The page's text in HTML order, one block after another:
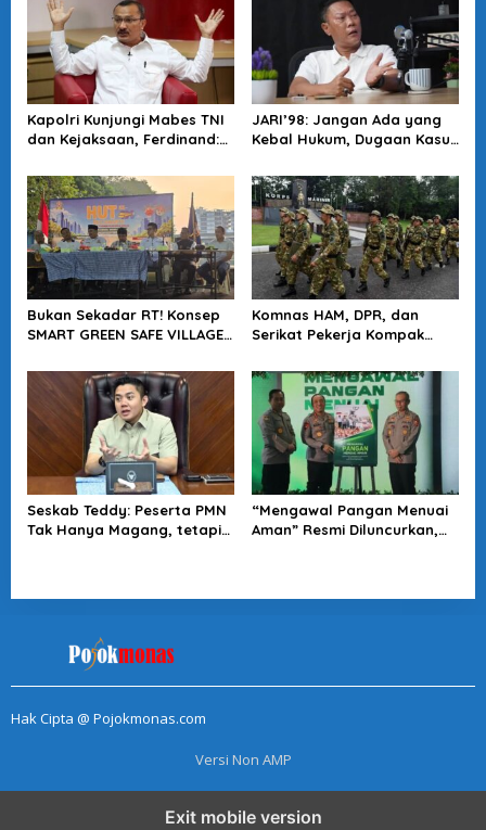
Kapolri Kunjungi Mabes TNI
dan Kejaksaan, Ferdinand:
Soliditas Antar Lembaga
JARI’98: Jangan Ada yang
Kebal Hukum, Dugaan Kasus
Tuntas
Bukan Sekadar RT! Konsep
SMART GREEN SAFE VILLAGE
Depan Kota
Komnas HAM, DPR, dan
Serikat Pekerja Kompak
KDMP Diusut
Seskab Teddy: Peserta PMN
Tak Hanya Magang, tetapi
“Mengawal Pangan Menuai
Aman” Resmi Diluncurkan,
Hak Cipta @ Pojokmonas.com
Versi Non AMP
Exit mobile version